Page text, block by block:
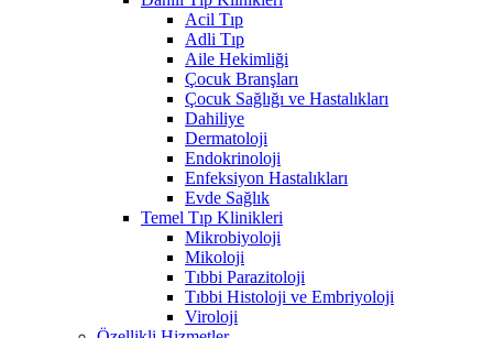
Acil Tıp
Adli Tıp
Aile Hekimliği
Çocuk Branşları
Çocuk Sağlığı ve Hastalıkları
Dahiliye
Dermatoloji
Endokrinoloji
Enfeksiyon Hastalıkları
Evde Sağlık
Temel Tıp Klinikleri
Mikrobiyoloji
Mikoloji
Tıbbi Parazitoloji
Tıbbi Histoloji ve Embriyoloji
Viroloji